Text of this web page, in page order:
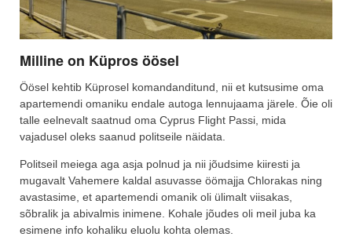
Milline on Küpros öösel
Öösel kehtib Küprosel komandanditund, nii et kutsusime oma
apartemendi omaniku endale autoga lennujaama järele. Õie oli
talle eelnevalt saatnud oma Cyprus Flight Passi, mida
vajadusel oleks saanud politseile näidata.
Politseil meiega aga asja polnud ja nii jõudsime kiiresti ja
mugavalt Vahemere kaldal asuvasse öömajja Chlorakas ning
avastasime, et apartemendi omanik oli ülimalt viisakas,
sõbralik ja abivalmis inimene. Kohale jõudes oli meil juba ka
esimene info kohaliku eluolu kohta olemas.